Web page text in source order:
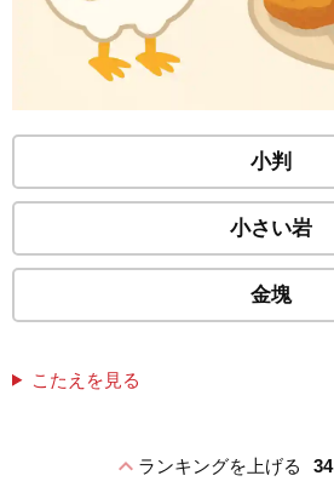
小判
小さい岩
金塊
こたえを見る
expand_lessランキングを上げる 34